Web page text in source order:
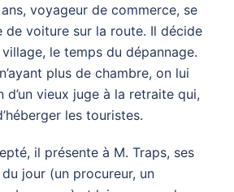
voyageur de commerce, se
de voiture sur la route. Il décide
le temps du dépannage.
plus de chambre, on lui
d’un vieux juge à la retraite qui,
les touristes.
il présente à M. Traps, ses
jour (un procureur, un